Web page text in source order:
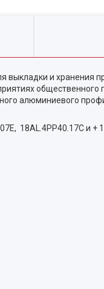
выкладки и хранения
алюминиевого
18AL.4PP40.17C и +